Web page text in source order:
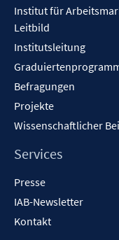
Institut für
Leitbild
Institutsleitung
Befragungen
Projekte
Wissenschaftlicher
Services
Presse
IAB-Newsletter
Kontakt